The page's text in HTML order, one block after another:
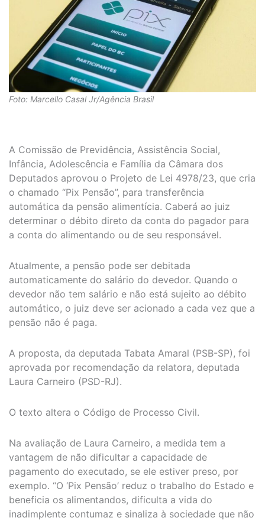
Foto: Marcello Casal Jr/Agência Brasil
A Comissão de Previdência, Assistência Social,
Infância, Adolescência e Família da Câmara dos
Deputados aprovou o Projeto de Lei 4978/23, que cria
o chamado “Pix Pensão”, para transferência
automática da pensão alimentícia. Caberá ao juiz
determinar o débito direto da conta do pagador para
a conta do alimentando ou de seu responsável.
Atualmente, a pensão pode ser debitada
automaticamente do salário do devedor. Quando o
devedor não tem salário e não está sujeito ao débito
automático, o juiz deve ser acionado a cada vez que a
pensão não é paga.
A proposta, da deputada Tabata Amaral (PSB-SP), foi
aprovada por recomendação da relatora, deputada
Laura Carneiro (PSD-RJ).
O texto altera o Código de Processo Civil.
Na avaliação de Laura Carneiro, a medida tem a
vantagem de não dificultar a capacidade de
pagamento do executado, se ele estiver preso, por
exemplo. “O ‘Pix Pensão’ reduz o trabalho do Estado e
beneficia os alimentandos, dificulta a vida do
inadimplente contumaz e sinaliza à sociedade que não